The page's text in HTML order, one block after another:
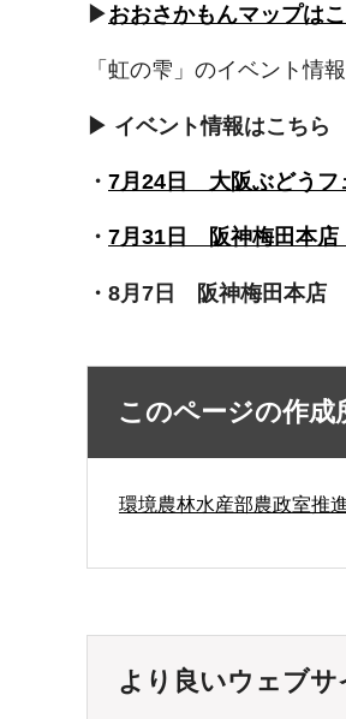
▶おおさかもんマップは
「虹の雫」のイベント情
▶ イベント情報はこちら
・ 7月24日 大阪ぶどうフ
・ 7月31日 阪神梅田本店
・8月7日 阪神梅田本
このページの作成
環境農林水産部農政室推
より良いウェブ